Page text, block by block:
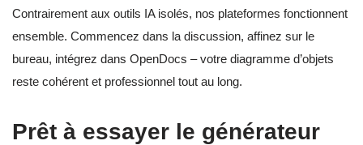
Contrairement aux outils IA isolés, nos plateformes fonctionnent
ensemble. Commencez dans la discussion, affinez sur le
bureau, intégrez dans OpenDocs – votre diagramme d’objets
reste cohérent et professionnel tout au long.
Prêt à essayer le générateur